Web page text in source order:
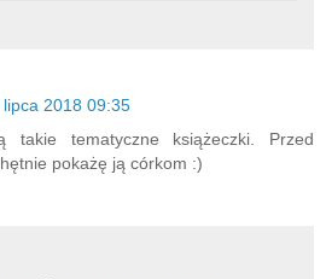
lipca 2018 09:35
takie tematyczne książeczki. Przed
pokażę ją córkom :)